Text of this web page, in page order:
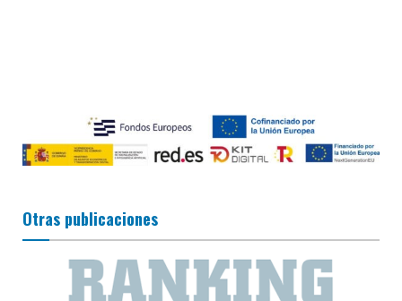
Otras publicaciones